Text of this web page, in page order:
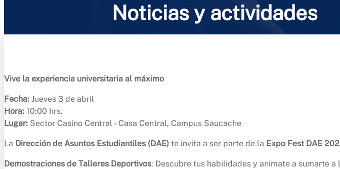
Noticias y actividades
Vive la experiencia universitaria al máximo
Fecha: Jueves 3 de abril
Hora: 10:00 hrs.
Lugar: Sector Casino Central – Casa Central, Campus Saucache
La Dirección de Asuntos Estudiantiles (DAE) te invita a ser parte de la Expo Fest DAE
Demostraciones de Talleres Deportivos: Descubre tus habilidades y anímate a sumarte